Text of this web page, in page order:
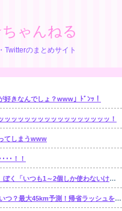
ゃんねる
Twitterのまとめサイト
好きなんでしょ？www」ﾄﾞﾝｯ！
ッッッッッッッッッッッッッッッッ！
てしまうwww
･･！！
ないけど本当に20であってる？」取専「あってる」⇒結果！
予測！帰省ラッシュを避ける狙い目を解説